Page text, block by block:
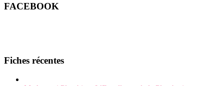
FACEBOOK
Fiches récentes